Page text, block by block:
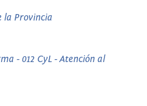
la Provincia
- 012 CyL - Atención al